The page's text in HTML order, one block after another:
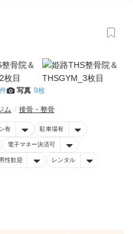
写真 9枚
ム 接骨・整骨
有 駐車場有
電子マネー決済可
男性歓迎 レンタル